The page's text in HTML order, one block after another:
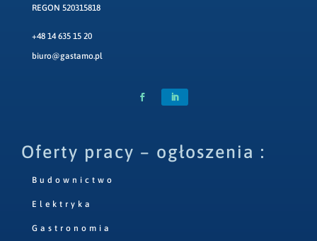
REGON 520315818
+48 14 635 15 20
biuro@gastamo.pl
Oferty pracy – ogłoszenia :
Budownictwo
Elektryka
Gastronomia